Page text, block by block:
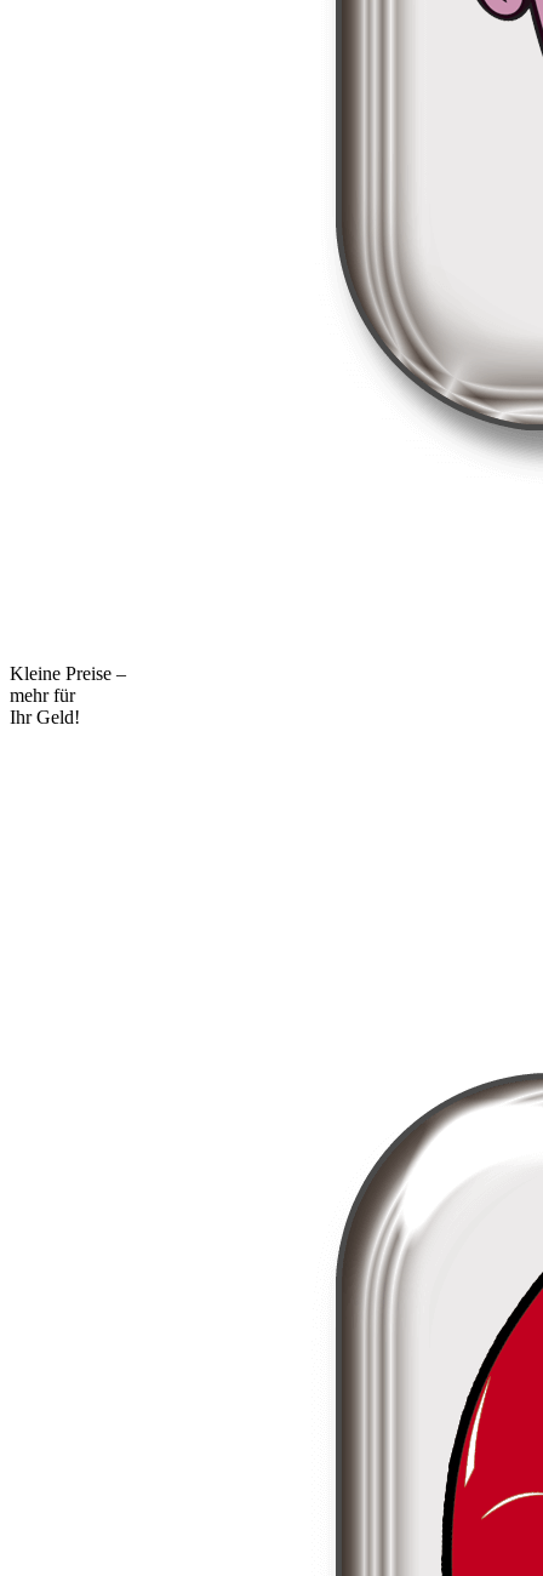
Kleine Preise –
mehr für
Ihr Geld!